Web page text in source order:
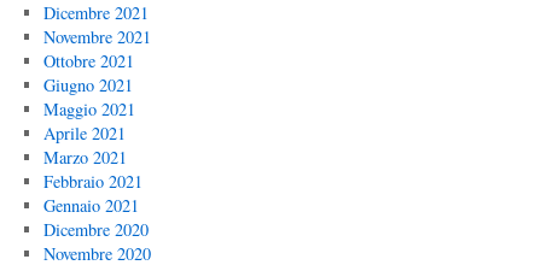
Dicembre 2021
Novembre 2021
Ottobre 2021
Giugno 2021
Maggio 2021
Aprile 2021
Marzo 2021
Febbraio 2021
Gennaio 2021
Dicembre 2020
Novembre 2020